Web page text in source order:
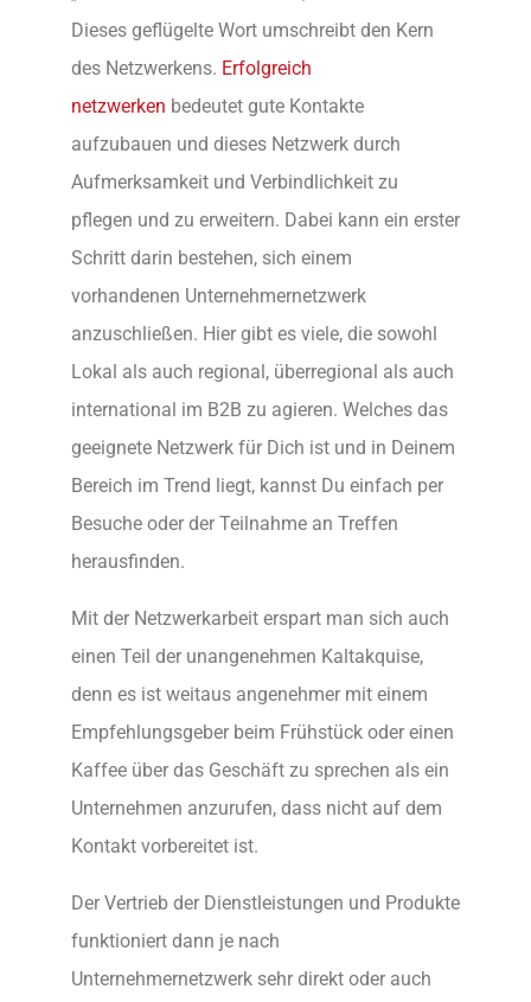
Dieses geflügelte Wort umschreibt den Kern
des Netzwerkens. Erfolgreich
netzwerken bedeutet gute Kontakte
aufzubauen und dieses Netzwerk durch
Aufmerksamkeit und Verbindlichkeit zu
pflegen und zu erweitern. Dabei kann ein erster
Schritt darin bestehen, sich einem
vorhandenen Unternehmernetzwerk
anzuschließen. Hier gibt es viele, die sowohl
Lokal als auch regional, überregional als auch
international im B2B zu agieren. Welches das
geeignete Netzwerk für Dich ist und in Deinem
Bereich im Trend liegt, kannst Du einfach per
Besuche oder der Teilnahme an Treffen
herausfinden.
Mit der Netzwerkarbeit erspart man sich auch
einen Teil der unangenehmen Kaltakquise,
denn es ist weitaus angenehmer mit einem
Empfehlungsgeber beim Frühstück oder einen
Kaffee über das Geschäft zu sprechen als ein
Unternehmen anzurufen, dass nicht auf dem
Kontakt vorbereitet ist.
Der Vertrieb der Dienstleistungen und Produkte
funktioniert dann je nach
Unternehmernetzwerk sehr direkt oder auch